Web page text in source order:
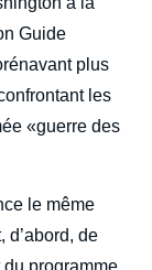
Guide
plus
les
«guerre des
le même
d’abord, de
du programme